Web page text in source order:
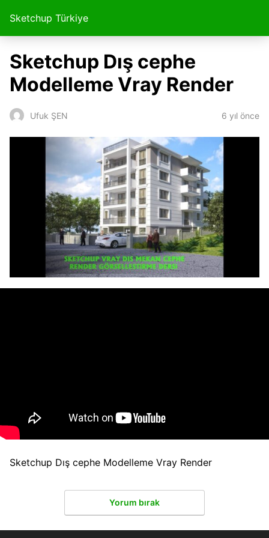
Sketchup Türkiye
Sketchup Dış cephe
Modelleme Vray Render
Ufuk ŞEN 6 yıl önce
Sketchup Dış cephe Modelleme Vray Render
Yorum bırak